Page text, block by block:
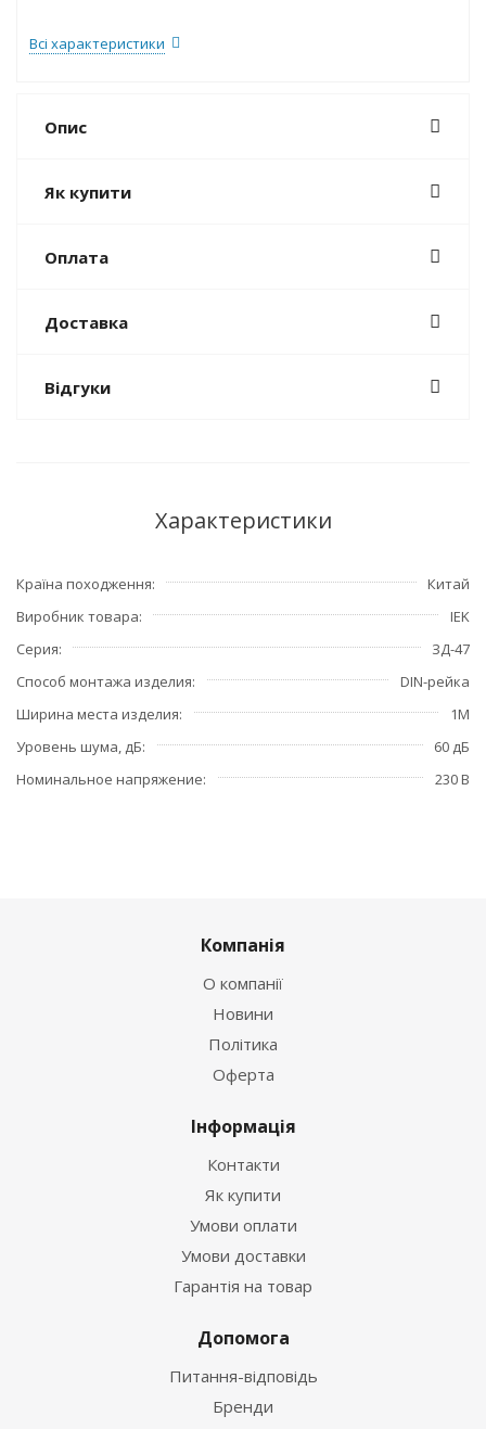
Всі характеристики
Опис
Як купити
Оплата
Доставка
Відгуки
Характеристики
Країна походження
Китай
Виробник товара
IEK
Серия
ЗД-47
Способ монтажа изделия
DIN-рейка
Ширина места изделия
1М
Уровень шума, дБ
60 дБ
Номинальное напряжение
230 В
Компанія
О компанії
Новини
Політика
Оферта
Інформація
Контакти
Як купити
Умови оплати
Умови доставки
Гарантія на товар
Допомога
Питання-відповідь
Бренди